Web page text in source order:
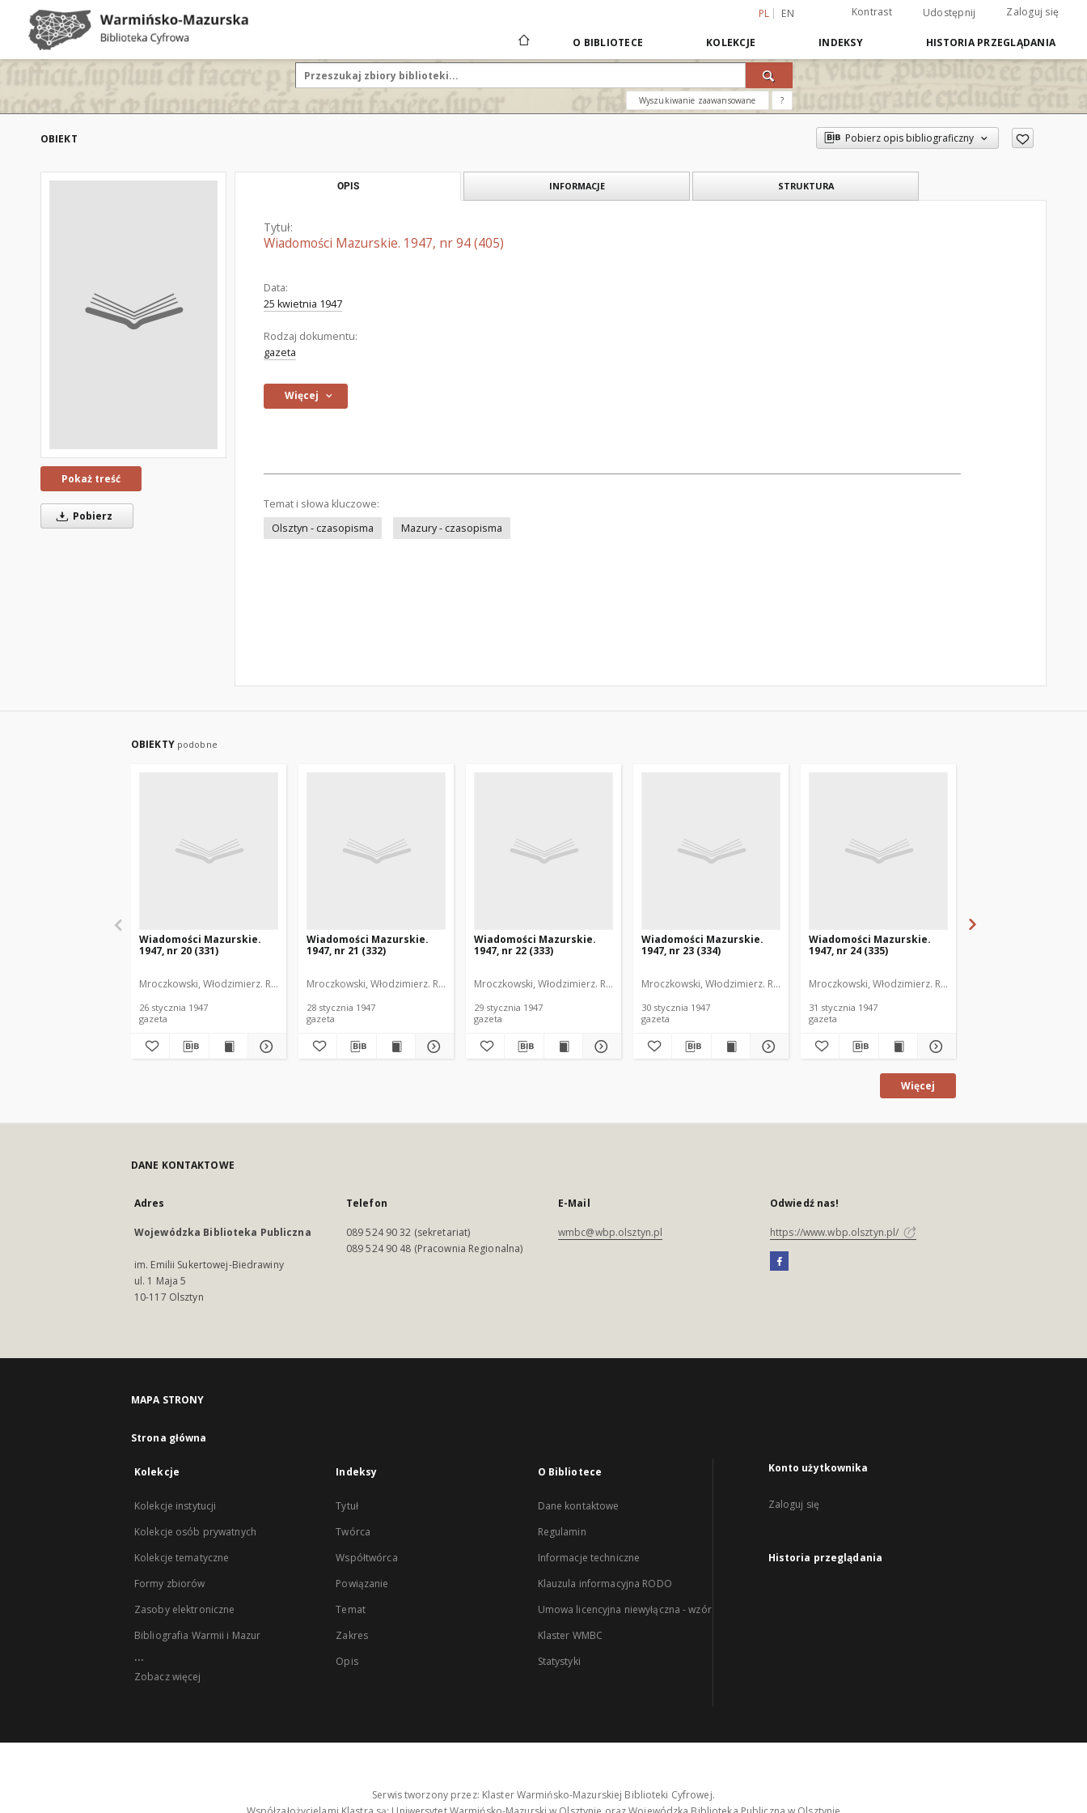
PL EN Kontrast Udostępnij Zaloguj się
O BIBLIOTECE KOLEKCJE INDEKSY HISTORIA PRZEGLĄDANIA
Wyszukiwanie zaawansowane ?
OBIEKT Pobierz opis bibliograficzny
Pokaż treść
Pobierz
OPIS INFORMACJE STRUKTURA
Tytuł:
Wiadomości Mazurskie. 1947, nr 94 (405)
Data:
25 kwietnia 1947
Rodzaj dokumentu:
gazeta
Więcej
Temat i słowa kluczowe:
Olsztyn - czasopisma
Mazury - czasopisma
OBIEKTY podobne
Wiadomości Mazurskie.
1947, nr 20 (331)
Mroczkowski, Włodzimierz. Red.
26 stycznia 1947
gazeta
Wiadomości Mazurskie.
1947, nr 21 (332)
Mroczkowski, Włodzimierz. Red.
28 stycznia 1947
gazeta
Wiadomości Mazurskie.
1947, nr 22 (333)
Mroczkowski, Włodzimierz. Red.
29 stycznia 1947
gazeta
Wiadomości Mazurskie.
1947, nr 23 (334)
Mroczkowski, Włodzimierz. Red.
30 stycznia 1947
gazeta
Wiadomości Mazurskie.
1947, nr 24 (335)
Mroczkowski, Włodzimierz. Red.
31 stycznia 1947
gazeta
Więcej
DANE KONTAKTOWE
Adres
Wojewódzka Biblioteka Publiczna
im. Emilii Sukertowej-Biedrawiny
ul. 1 Maja 5
10-117 Olsztyn
Telefon
089 524 90 32 (sekretariat)
089 524 90 48 (Pracownia Regionalna)
E-Mail
wmbc@wbp.olsztyn.pl
Odwiedź nas!
https://www.wbp.olsztyn.pl/
MAPA STRONY
Strona główna
Kolekcje
Kolekcje instytucji
Kolekcje osób prywatnych
Kolekcje tematyczne
Formy zbiorów
Zasoby elektroniczne
Bibliografia Warmii i Mazur
...
Zobacz więcej
Indeksy
Tytuł
Twórca
Współtwórca
Powiązanie
Temat
Zakres
Opis
O Bibliotece
Dane kontaktowe
Regulamin
Informacje techniczne
Klauzula informacyjna RODO
Umowa licencyjna niewyłączna - wzór
Klaster WMBC
Statystyki
Konto użytkownika
Zaloguj się
Historia przeglądania
Serwis tworzony przez: Klaster Warmińsko-Mazurskiej Biblioteki Cyfrowej.